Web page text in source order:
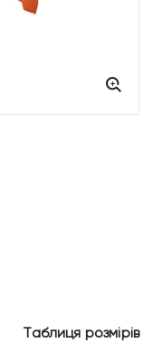
Таблиця розмірів